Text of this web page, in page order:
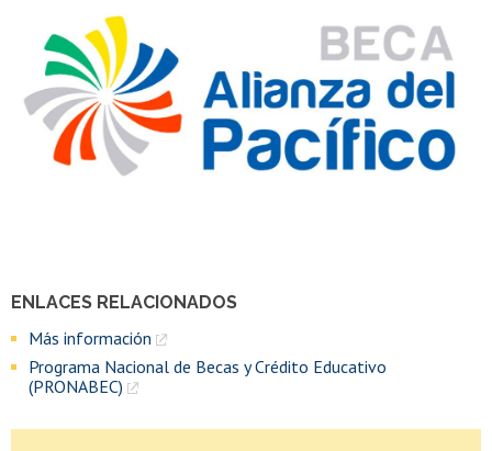
ENLACES RELACIONADOS
Más información
Programa Nacional de Becas y Crédito Educativo
(PRONABEC)